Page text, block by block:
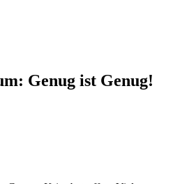
Genug ist Genug!